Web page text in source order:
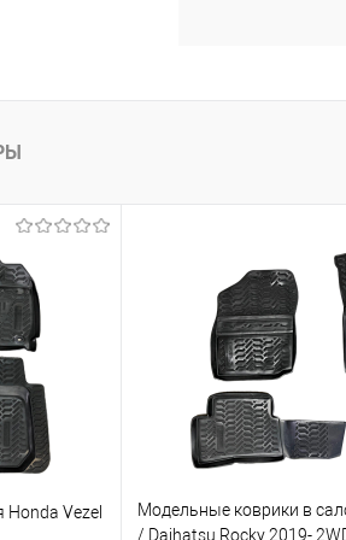
Vezel
Модельные коврики в
/ Daihatsu Rocky 2019-